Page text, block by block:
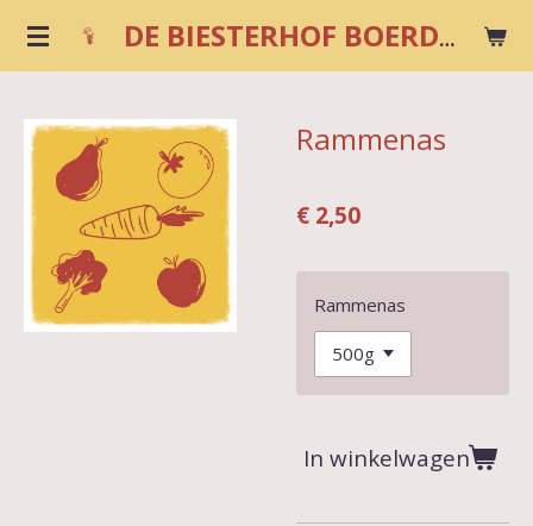
Ga
de
hoofdinhoud
DE BIESTERHOF BOERDERIJWINKEL
Rammenas
€ 2,50
Rammenas
In winkelwagen